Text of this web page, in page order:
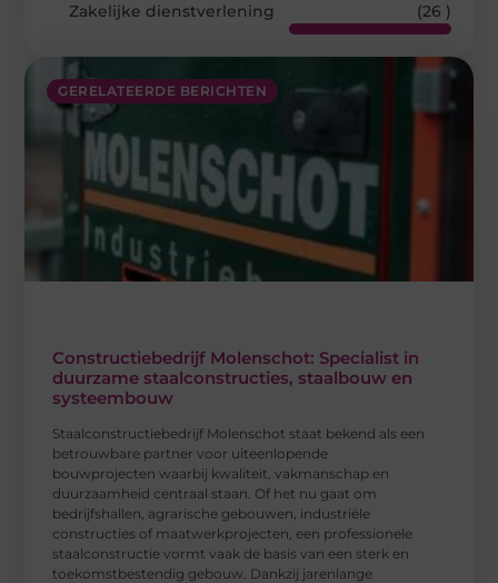
GERELATEERDE BERICHTEN
Constructiebedrijf Molenschot: Specialist in
duurzame staalconstructies, staalbouw en
systeembouw
Staalconstructiebedrijf Molenschot staat bekend als een
betrouwbare partner voor uiteenlopende
bouwprojecten waarbij kwaliteit, vakmanschap en
duurzaamheid centraal staan. Of het nu gaat om
bedrijfshallen, agrarische gebouwen, industriële
constructies of maatwerkprojecten, een professionele
staalconstructie vormt vaak de basis van een sterk en
toekomstbestendig gebouw. Dankzij jarenlange
Zakelijke dienstverlening
(26 )